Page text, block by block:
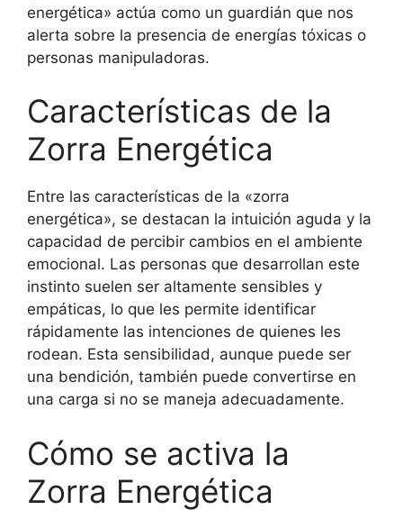
energética» actúa como un guardián que nos
alerta sobre la presencia de energías tóxicas o
personas manipuladoras.
Características de la
Zorra Energética
Entre las características de la «zorra
energética», se destacan la intuición aguda y la
capacidad de percibir cambios en el ambiente
emocional. Las personas que desarrollan este
instinto suelen ser altamente sensibles y
empáticas, lo que les permite identificar
rápidamente las intenciones de quienes les
rodean. Esta sensibilidad, aunque puede ser
una bendición, también puede convertirse en
una carga si no se maneja adecuadamente.
Cómo se activa la
Zorra Energética